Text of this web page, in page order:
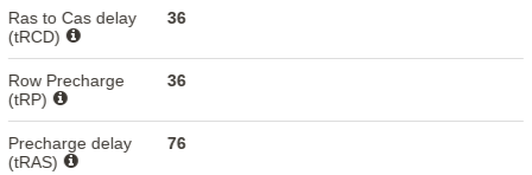
Ras to Cas delay
(tRCD)
36
Row Precharge
(tRP)
36
Precharge delay
(tRAS)
76